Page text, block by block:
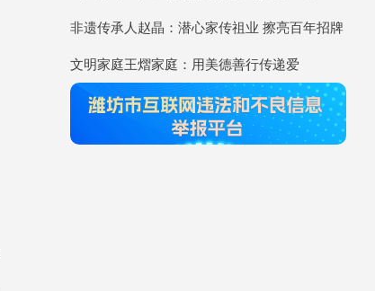
非遗传承人赵晶：潜心家传祖业 擦亮百年招牌
文明家庭王熠家庭：用美德善行传递爱